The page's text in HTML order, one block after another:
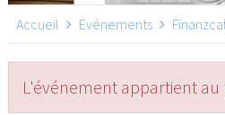
Accueil Evénements
L'événement appartient au